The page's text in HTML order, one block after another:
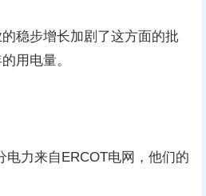
稳步增长加剧了这方面的批
用电量。
力来自ERCOT电网，他们的